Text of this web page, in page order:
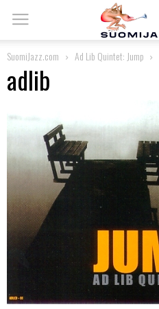
SuomiJazz.com Ad Lib Quintet: Jump
adlib